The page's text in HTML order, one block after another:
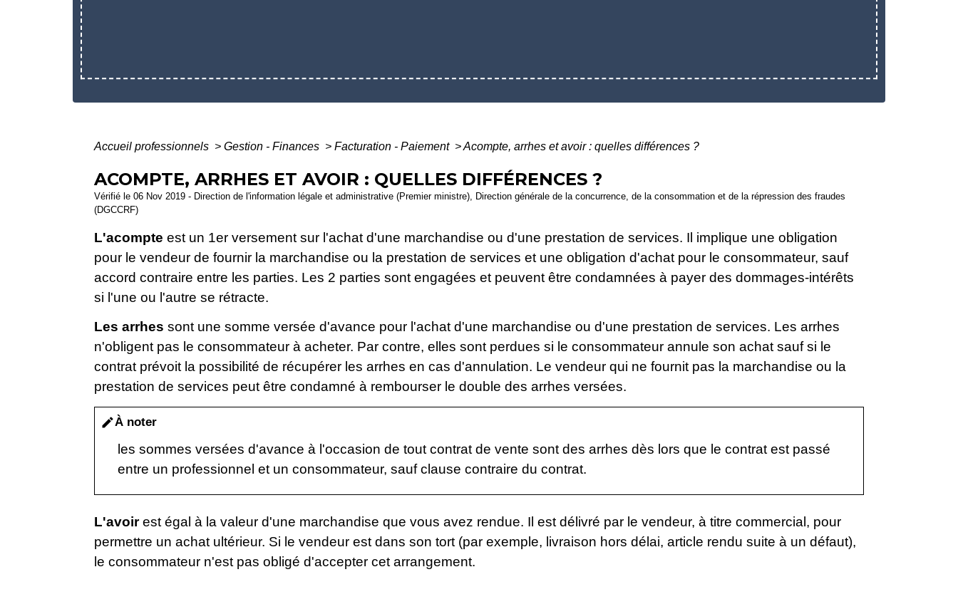
Accueil professionnels > Gestion - Finances > Facturation - Paiement >Acompte, arrhes et avoir : quelles différences ?
ACOMPTE, ARRHES ET AVOIR : QUELLES DIFFÉRENCES ?
Vérifié le 06 Nov 2019 - Direction de l'information légale et administrative (Premier ministre), Direction générale de la concurrence, de la consommation et de la répression des fraudes
(DGCCRF)
L'acompte est un 1er versement sur l'achat d'une marchandise ou d'une prestation de services. Il implique une obligation
pour le vendeur de fournir la marchandise ou la prestation de services et une obligation d'achat pour le consommateur, sauf
accord contraire entre les parties. Les 2 parties sont engagées et peuvent être condamnées à payer des dommages-intérêts
si l'une ou l'autre se rétracte.
Les arrhes sont une somme versée d'avance pour l'achat d'une marchandise ou d'une prestation de services. Les arrhes
n'obligent pas le consommateur à acheter. Par contre, elles sont perdues si le consommateur annule son achat sauf si le
contrat prévoit la possibilité de récupérer les arrhes en cas d'annulation. Le vendeur qui ne fournit pas la marchandise ou la
prestation de services peut être condamné à rembourser le double des arrhes versées.
editÀ noter
les sommes versées d'avance à l'occasion de tout contrat de vente sont des arrhes dès lors que le contrat est passé
entre un professionnel et un consommateur, sauf clause contraire du contrat.
L'avoirest égal à la valeur d'une marchandise que vous avez rendue. Il est délivré par le vendeur, à titre commercial, pour
permettre un achat ultérieur. Si le vendeur est dans son tort (par exemple, livraison hors délai, article rendu suite à un défaut),
le consommateur n'est pas obligé d'accepter cet arrangement.